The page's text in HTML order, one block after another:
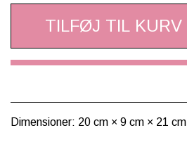
TILFØJ TIL KURV
Dimensioner: 20 cm × 9 cm × 21 cm